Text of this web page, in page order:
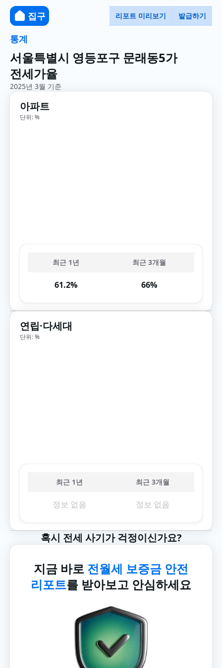
집구 리포트 미리보기 발급하기
통계
서울특별시 영등포구 문래동5가
전세가율
2025년 3월 기준
아파트
단위: %
최근 1년 최근 3개월
61.2% 66%
연립·다세대
단위: %
최근 1년 최근 3개월
정보 없음 정보 없음
혹시 전세 사기가 걱정이신가요?
지금 바로 전월세 보증금 안전
리포트를 받아보고 안심하세요